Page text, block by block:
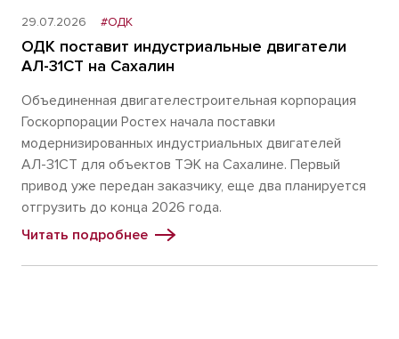
29.07.2026 #ОДК
ОДК поставит индустриальные двигатели
АЛ-31СТ на Сахалин
Объединенная двигателестроительная корпорация
Госкорпорации Ростех начала поставки
модернизированных индустриальных двигателей
АЛ-31СТ для объектов ТЭК на Сахалине. Первый
привод уже передан заказчику, еще два планируется
отгрузить до конца 2026 года.
Читать подробнее